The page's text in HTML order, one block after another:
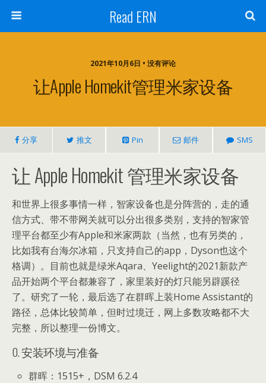
Read ERN
2021年10月6日 • 没有评论
让Apple Homekit管理米家设备
分享 推文 Pin 邮件 SMS
让 Apple Homekit 管理米家设备
和世界上很多事情一样，智家设备也是分阵营的，走的通
信方式、带不带网关就可以分出很多类别，支持的智家管
理平台都至少有Apple和米家两款（当然，也有另类的，
比如我有台海尔冰箱，只支持自己的app，Dyson也这个
格调）。目前也就是绿米Aqara、Yeelight的2021新款产
品开始两个平台都兼容了，家里装好的灯只能另辟蹊径
了。研究了一轮，最后选了在群晖上装Home Assistant的
路径，总体比较简单，但时过境迁，网上多数攻略都不大
完整，所以整理一份博文。
0. 安装环境与准备
群晖：1515+，DSM 6.2.4